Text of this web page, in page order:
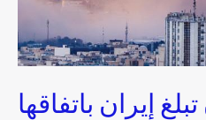
إيران باتفاقها
خفض
التصعيد
الإقليمي